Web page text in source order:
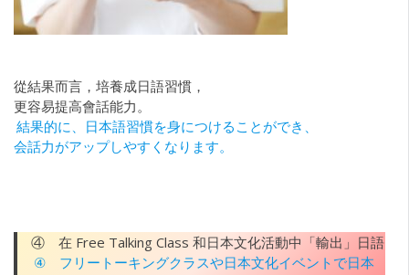
從結果而言，培養成日語習慣，
更容易提高會話能力。
結果的に、日本語習慣を身につけることができ、
会話力がアップしやすくなります。
④ 在 Free Talking Class 和日本文化活動中「輸出」日語
④ フリートーキングクラスや日本文化イベントで日本